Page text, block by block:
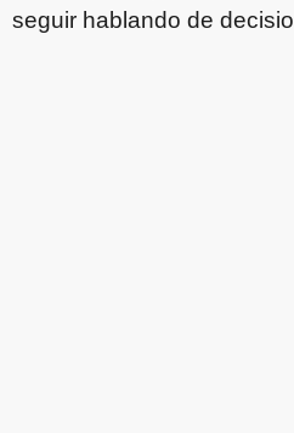
seguir hablando de